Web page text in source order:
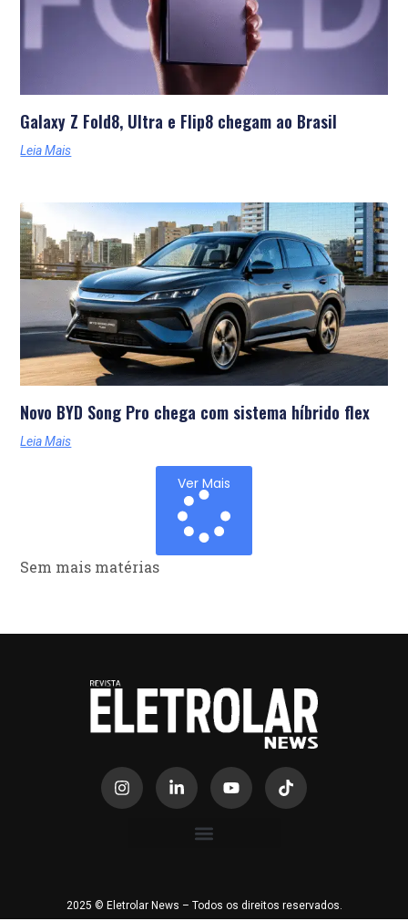
Galaxy Z Fold8, Ultra e Flip8 chegam ao Brasil
Leia Mais
Novo BYD Song Pro chega com sistema híbrido flex
Leia Mais
Ver Mais
Sem mais matérias
2025 © Eletrolar News – Todos os direitos reservados.